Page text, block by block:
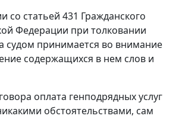
со статьей 431 Гражданского
Федерации при толковании
судом принимается во внимание
содержащихся в нем слов и
оплата генподрядных услуг
обстоятельствами, сам